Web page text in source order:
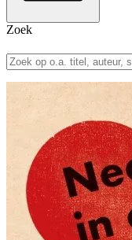
Zoek